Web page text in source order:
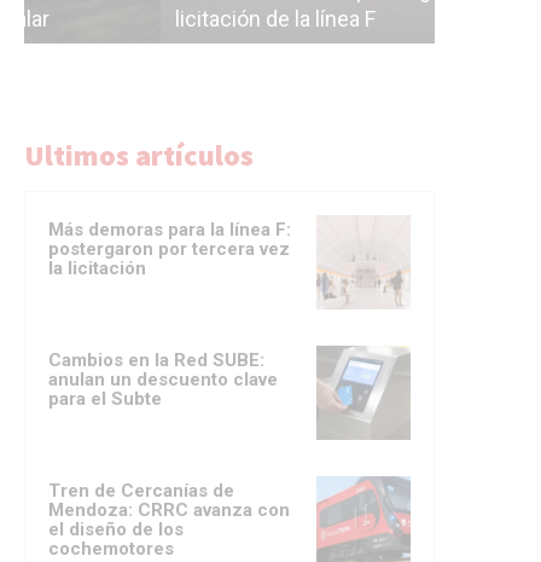
licitación de la línea F
Ultimos artículos
Más demoras para la línea F:
postergaron por tercera vez
la licitación
Cambios en la Red SUBE:
anulan un descuento clave
para el Subte
Tren de Cercanías de
Mendoza: CRRC avanza con
el diseño de los
cochemotores